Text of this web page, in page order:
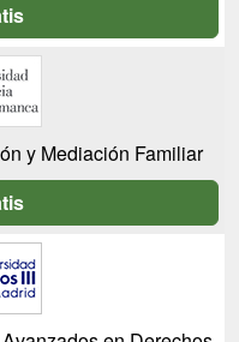
y Mediación Familiar